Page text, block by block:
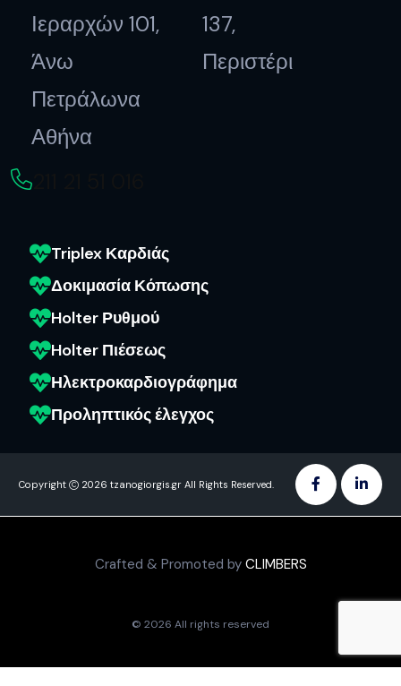
Ιεραρχών 101,
Άνω
Πετράλωνα
Αθήνα
137,
Περιστέρι
Triplex Καρδιάς
Δοκιμασία Κόπωσης
Holter Ρυθμού
Holter Πιέσεως
Ηλεκτροκαρδιογράφημα
Προληπτικός έλεγχος
Copyright 2026 tzanogiorgis.gr All Rights Reserved.
Crafted & Promoted by CLIMBERS
© 2026 All rights reserved​